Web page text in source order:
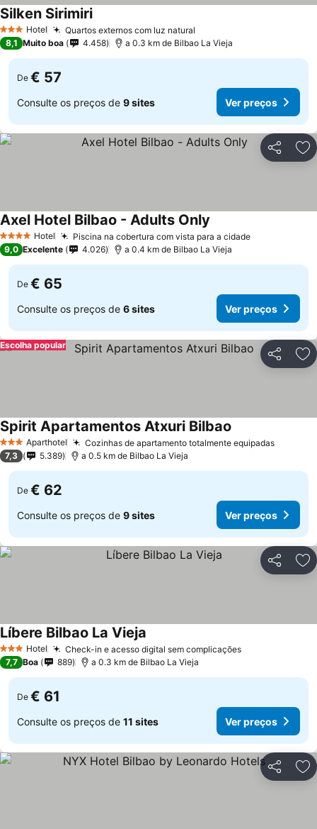
3 EstrelasHotel Quartos externos com luz natural
Silken Sirimiri
8,1 Muito boa 4.458 a 0.3 km de Bilbao La Vieja
De € 57
Consulte os preços de 9 sites Ver preços
Partilhar
4 EstrelasHotel Piscina na cobertura com vista para a cidade
Axel Hotel Bilbao - Adults Only
9,0 Excelente 4.026 a 0.4 km de Bilbao La Vieja
De € 65
Consulte os preços de 6 sites Ver preços
Partilhar
Escolha popular
3 EstrelasAparthotel Cozinhas de apartamento totalmente equipadas
Spirit Apartamentos Atxuri Bilbao
7,3 5.389 a 0.5 km de Bilbao La Vieja
De € 62
Consulte os preços de 9 sites Ver preços
Partilhar
3 EstrelasHotel Check-in e acesso digital sem complicações
Líbere Bilbao La Vieja
7,7 Boa 889 a 0.3 km de Bilbao La Vieja
De € 61
Consulte os preços de 11 sites Ver preços
Partilhar